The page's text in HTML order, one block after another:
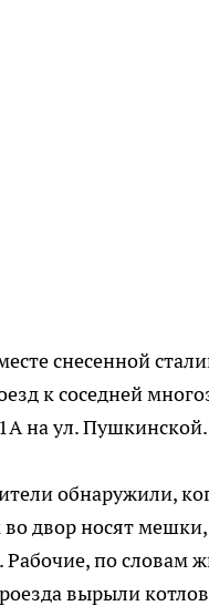
снесенной
к соседней
на ул. Пушкинской.
обнаружили,
двор носят
по словам
вырыли